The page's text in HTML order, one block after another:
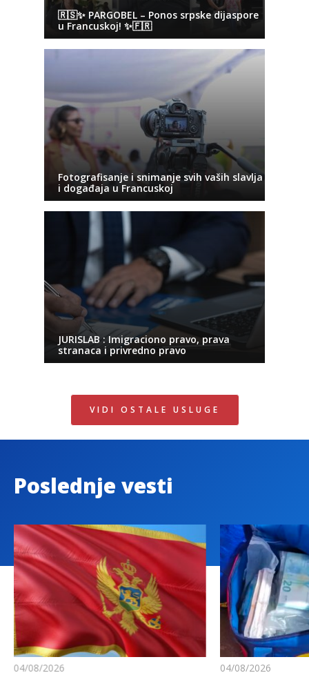
🇷🇸✨ PARGOBEL – Ponos srpske dijaspore
u Francuskoj! ✨🇫🇷
Fotografisanje i snimanje svih vaših slavlja
i događaja u Francuskoj
JURISLAB : Imigraciono pravo, prava
stranaca i privredno pravo
VIDI OSTALE USLUGE
Poslednje vesti
04/08/2026 04/08/2026